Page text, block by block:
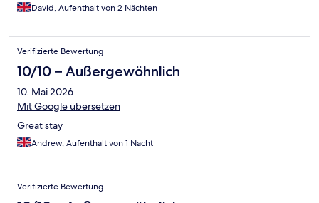
David, Aufenthalt von 2 Nächten
Verifizierte Bewertung
10/10 – Außergewöhnlich
10. Mai 2026
Mit Google übersetzen
Great stay
Andrew, Aufenthalt von 1 Nacht
Verifizierte Bewertung